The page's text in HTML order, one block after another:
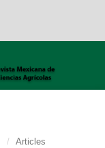
/ Articles